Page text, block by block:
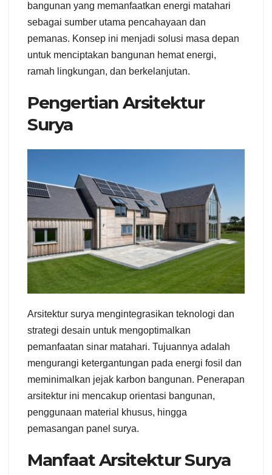
bangunan yang memanfaatkan energi matahari
sebagai sumber utama pencahayaan dan
pemanas. Konsep ini menjadi solusi masa depan
untuk menciptakan bangunan hemat energi,
ramah lingkungan, dan berkelanjutan.
Pengertian Arsitektur
Surya
Arsitektur surya mengintegrasikan teknologi dan
strategi desain untuk mengoptimalkan
pemanfaatan sinar matahari. Tujuannya adalah
mengurangi ketergantungan pada energi fosil dan
meminimalkan jejak karbon bangunan. Penerapan
arsitektur ini mencakup orientasi bangunan,
penggunaan material khusus, hingga
pemasangan panel surya.
Manfaat Arsitektur Surya